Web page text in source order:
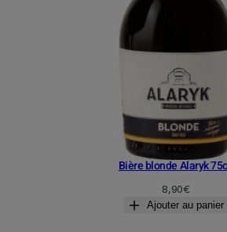
Bière blonde Alaryk
8,90€
Ajouter au panier